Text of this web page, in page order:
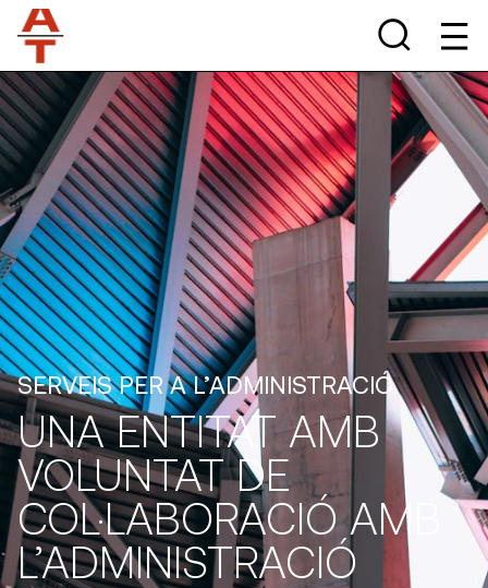
SERVEIS PER A L’ADMINISTRACIÓ
UNA ENTITAT AMB
VOLUNTAT DE
COL·LABORACIÓ AMB
L’ADMINISTRACIÓ